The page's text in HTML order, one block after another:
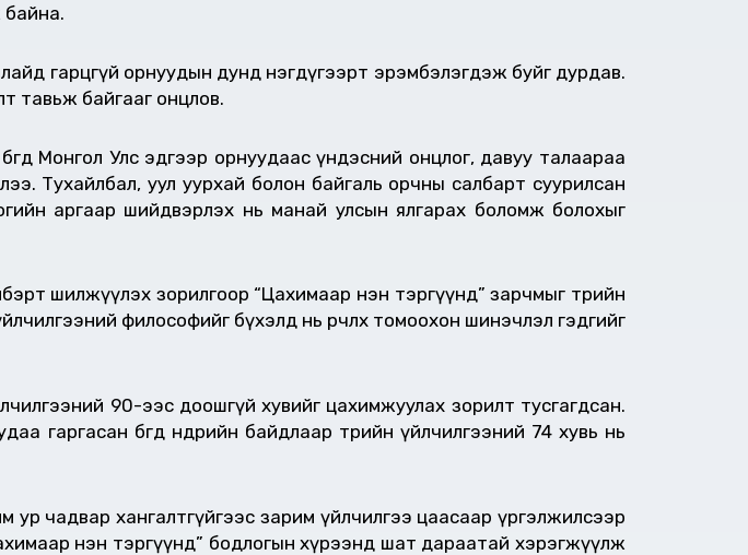
байна.
гарцгүй орнуудын дунд нэгдүгээрт эрэмбэлэгдэж буйг дурдав.
тавьж байгааг онцлов.
Монгол Улс эдгээр орнуудаас үндэсний онцлог, давуу талаараа
Тухайлбал, уул уурхай болон байгаль орчны салбарт суурилсан
аргаар шийдвэрлэх нь манай улсын ялгарах боломж болохыг
шилжүүлэх зорилгоор “Цахимаар нэн тэргүүнд” зарчмыг төрийн
философийг бүхэлд нь өөрчлөх томоохон шинэчлэл гэдгийг
90-ээс доошгүй хувийг цахимжуулах зорилт тусгагдсан.
бөгөөд өнөөдрийн байдлаар төрийн үйлчилгээний 74 хувь нь
чадвар хангалтгүйгээс зарим үйлчилгээ цаасаар үргэлжилсээр
нэн тэргүүнд” бодлогын хүрээнд шат дараатай хэрэгжүүлж